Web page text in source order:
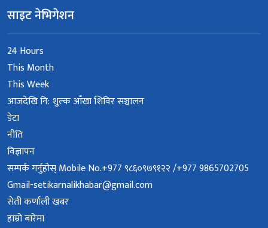
साइट नेभिगेशन
24 Hours
This Month
This Week
आजदेखि नि: शुल्क आँखा शिविर सञ्चालन
डेटा
नीति
विज्ञापन
सम्पर्क गर्नुहोस् Mobile No.+977 ९८६०९७९१२२ /+977 9865702705
Gmail-setikarnalikhabar@gmail.com
सेती कर्णाली खबर
हाम्रो बारेमा